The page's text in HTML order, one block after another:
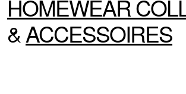
HOMEWEAR
&ACCESSOIRES